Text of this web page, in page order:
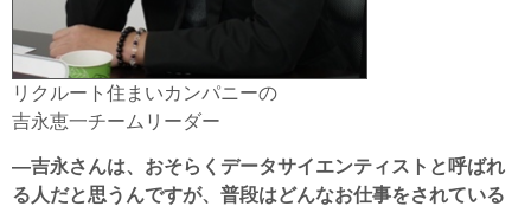
リクルート住まいカンパニーの
吉永恵一チームリーダー
—吉永さんは、おそらくデータサイエンティストと呼ばれ
る人だと思うんですが、普段はどんなお仕事をされている